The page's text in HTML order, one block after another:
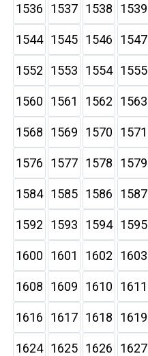
1536 1537 1538 1539
1544 1545 1546 1547
1552 1553 1554 1555
1560 1561 1562 1563
1568 1569 1570 1571
1576 1577 1578 1579
1584 1585 1586 1587
1592 1593 1594 1595
1600 1601 1602 1603
1608 1609 1610 1611
1616 1617 1618 1619
1624 1625 1626 1627